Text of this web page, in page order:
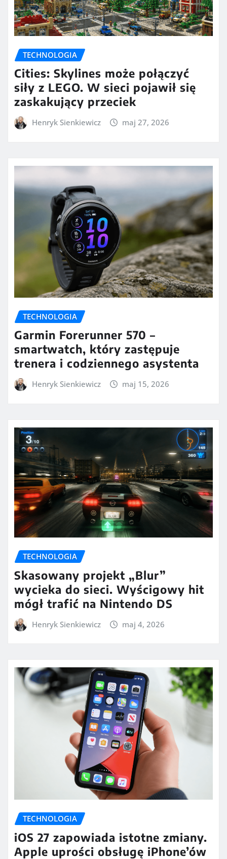
TECHNOLOGIA
Cities: Skylines może połączyć
siły z LEGO. W sieci pojawił się
zaskakujący przeciek
Henryk Sienkiewicz maj 27, 2026
TECHNOLOGIA
Garmin Forerunner 570 –
smartwatch, który zastępuje
trenera i codziennego asystenta
Henryk Sienkiewicz maj 15, 2026
TECHNOLOGIA
Skasowany projekt „Blur”
wycieka do sieci. Wyścigowy hit
mógł trafić na Nintendo DS
Henryk Sienkiewicz maj 4, 2026
TECHNOLOGIA
iOS 27 zapowiada istotne zmiany.
Apple uprości obsługę iPhone’ów